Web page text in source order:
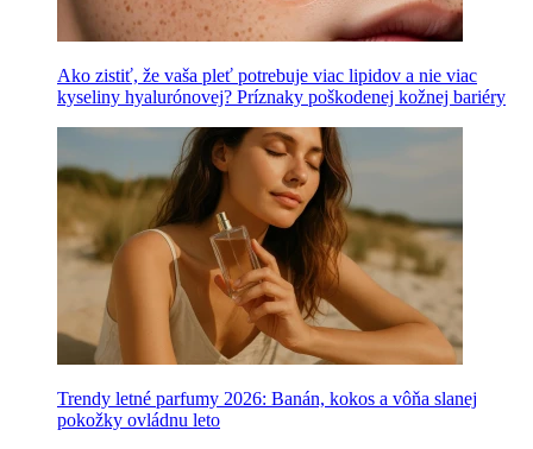
Ako zistiť, že vaša pleť potrebuje viac lipidov a nie viac
kyseliny hyalurónovej? Príznaky poškodenej kožnej bariéry
Trendy letné parfumy 2026: Banán, kokos a vôňa slanej
pokožky ovládnu leto